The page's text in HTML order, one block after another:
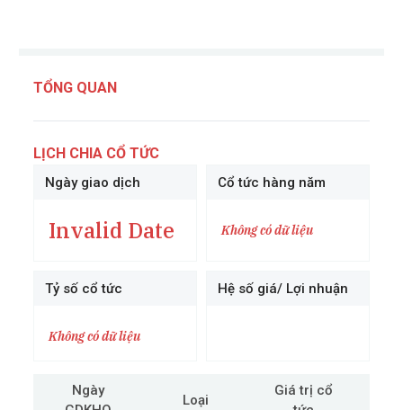
TỔNG QUAN
LỊCH CHIA CỔ TỨC
Ngày giao dịch
Invalid Date
Cổ tức hàng năm
Không có dữ liệu
Tỷ số cổ tức
Không có dữ liệu
Hệ số giá/ Lợi nhuận
Ngày
Loại
Giá trị cổ